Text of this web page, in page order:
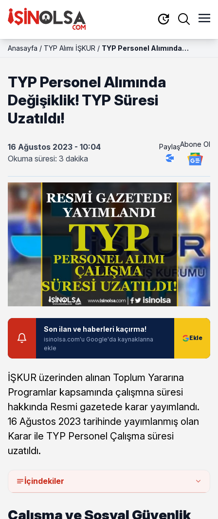
Anasayfa / TYP Alımı İŞKUR / TYP Personel Alımında
TYP Personel Alımında
Değişiklik! TYP Süresi
Uzatıldı!
16 Ağustos 2023 - 10:04
Okuma süresi: 3 dakika
PaylaşAbone Ol
Son ilan ve haberleri kaçırma!
isinolsa.com'u Google'da kaynaklarına
ekle
İŞKUR üzerinden alınan Toplum Yararına
Programlar kapsamında çalışmna süresi
hakkında Resmi gazetede karar yayımlandı.
16 Ağustos 2023 tarihinde yayımlanmış olan
Karar ile TYP Personel Çalışma süresi
uzatıldı.
İçindekiler
Çalışma ve Sosyal Güvenlik